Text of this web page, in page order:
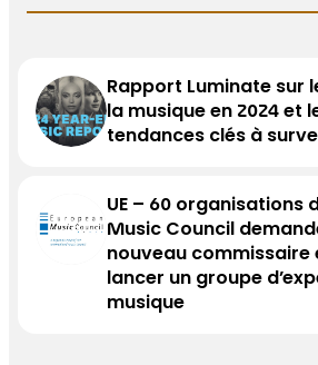
Rapport Luminate sur
la musique en 2024 et
tendances clés à
UE – 60 organisations
Music Council
nouveau commissaire
lancer un groupe
musique